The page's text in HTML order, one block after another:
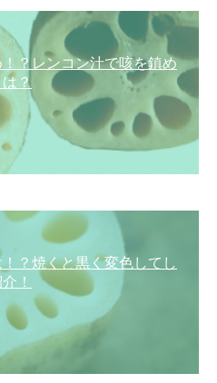
？レンコン汁で咳を鎮め
？
？焼くと黒く変色してし
！